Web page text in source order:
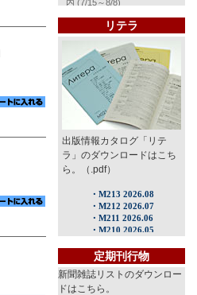
リテラ
出版情報カタログ「リテ
ラ」のダウンロードはこち
ら。（.pdf）
定期刊行物
新聞雑誌リストのダウンロー
ドはこちら。